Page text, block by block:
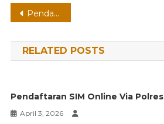
Post
navigation
Pendaftaran Polisi Polres
RELATED POSTS
Pendaftaran SIM Online Via Polres
April 3, 2026